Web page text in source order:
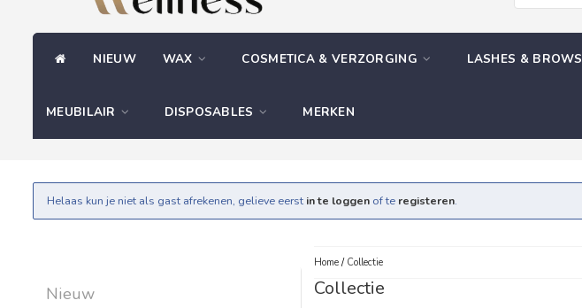
NIEUW WAX COSMETICA & VERZORGING LASHES & BROWS
MEUBILAIR DISPOSABLES MERKEN
Helaas kun je niet als gast afrekenen, gelieve eerst in te loggen of te registeren.
Nieuw
Home/ Collectie
Collectie